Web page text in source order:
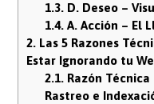
1.3. D. Deseo –
1.4. A. Acción – El
2. Las 5 Razones
Estar Ignorando tu
2.1. Razón
Rastreo e